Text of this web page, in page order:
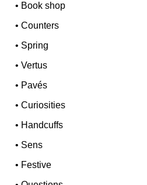
• Book shop
•Counters
• Spring
•Vertus
• Pavés
•Curiosities
• Handcuffs
• Sens
• Festive